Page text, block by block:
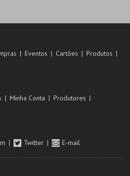
Eventos Cartões
Produtos
Minha Conta
Produtores
Twitter E-mail